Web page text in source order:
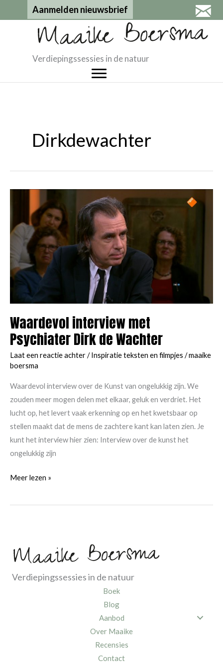
naar
Aanmelden nieuwsbrief
Verdiepingssessies in de natuur
Dirkdewachter
Waardevol interview met
Psychiater Dirk de Wachter
Laat een reactie achter/Inspiratie teksten en filmpjes /maaike
boersma
Waardevol interview over de Kunst van ongelukkig zijn. We
zouden meer mogen delen met elkaar, geluk en verdriet. Het
lucht op, het levert vaak erkenning op en het kwetsbaar op
stellen maakt dat de mens de zachtere kant kan laten zien. Je
kunt het interview hier zien: Interview over de kunst het
ongelukkig zijn
Waardevol
met
Wachter
Meer lezen »
Verdiepingssessies in de natuur
Boek
Blog
Aanbod
Over Maaike
Recensies
Contact